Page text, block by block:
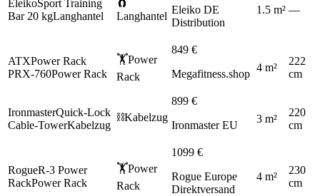
EleikoSport Training
Bar 20 kgLanghantel
🧲
Langhantel
Eleiko DE
Distribution
1.5 m² —
ATXPower Rack
PRX-760Power Rack
🏋️Power
Rack
849 €
Megafitness.shop
4 m²
222
cm
IronmasterQuick-Lock
Cable-TowerKabelzug
⛓️Kabelzug
899 €
Ironmaster EU
3 m²
220
cm
RogueR-3 Power
RackPower Rack
🏋️Power
Rack
1099 €
Rogue Europe
Direktversand
4 m²
230
cm